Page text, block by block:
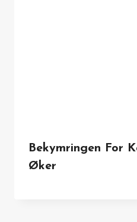
Bekymringen For
Øker